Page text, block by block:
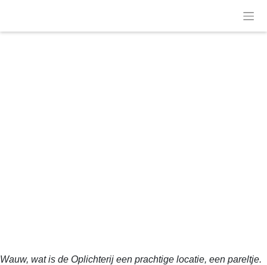
content
De Oplichterij is een pareltje!
Wauw, wat is de Oplichterij een prachtige locatie, een pareltje.